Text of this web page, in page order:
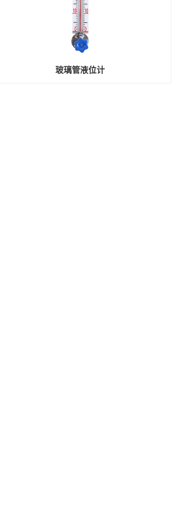
玻璃管液位计